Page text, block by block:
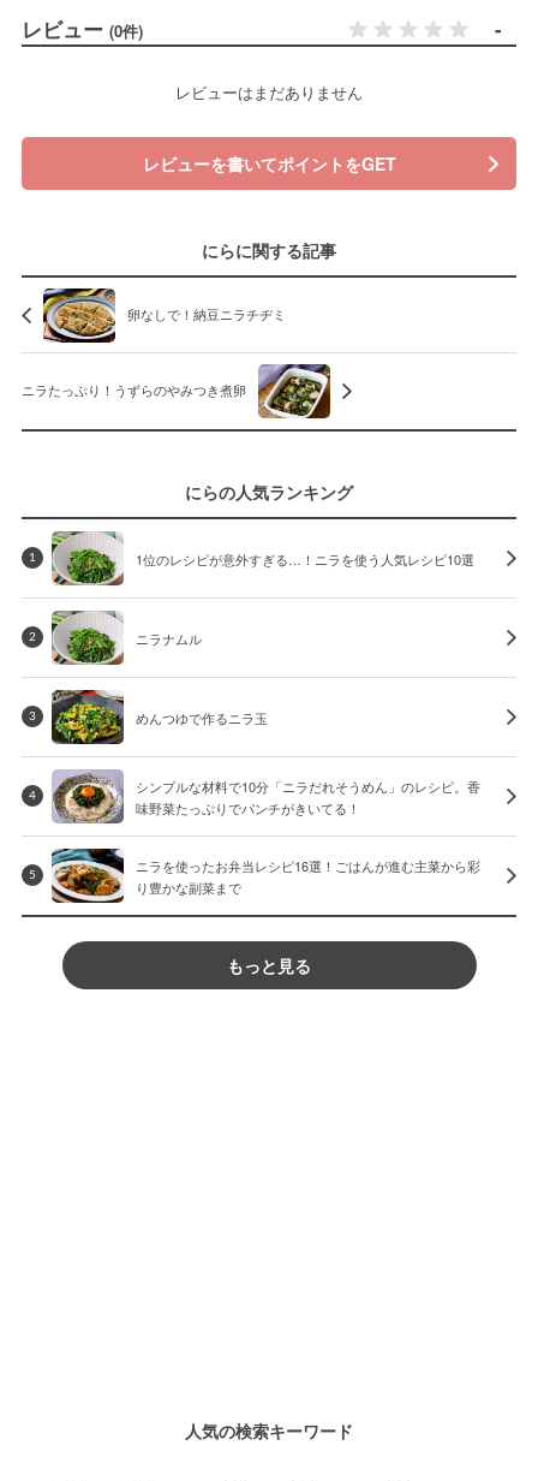
レビュー (0件) -
レビューはまだありません
レビューを書いてポイントをGET
にらに関する記事
卵なしで！納豆ニラチヂミ
ニラたっぷり！うずらのやみつき煮卵
にらの人気ランキング
1 1位のレシピが意外すぎる…！ニラを使う人気レシピ10選
2 ニラナムル
3 めんつゆで作るニラ玉
4
シンプルな材料で10分「ニラだれそうめん」のレシピ。香
味野菜たっぷりでパンチがきいてる！
5
ニラを使ったお弁当レシピ16選！ごはんが進む主菜から彩
り豊かな副菜まで
もっと見る
人気の検索キーワード